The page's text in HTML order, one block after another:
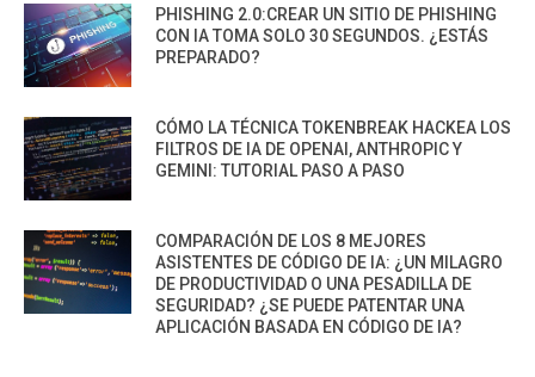
PHISHING 2.0:CREAR UN SITIO DE PHISHING
CON IA TOMA SOLO 30 SEGUNDOS. ¿ESTÁS
PREPARADO?
CÓMO LA TÉCNICA TOKENBREAK HACKEA LOS
FILTROS DE IA DE OPENAI, ANTHROPIC Y
GEMINI: TUTORIAL PASO A PASO
COMPARACIÓN DE LOS 8 MEJORES
ASISTENTES DE CÓDIGO DE IA: ¿UN MILAGRO
DE PRODUCTIVIDAD O UNA PESADILLA DE
SEGURIDAD? ¿SE PUEDE PATENTAR UNA
APLICACIÓN BASADA EN CÓDIGO DE IA?